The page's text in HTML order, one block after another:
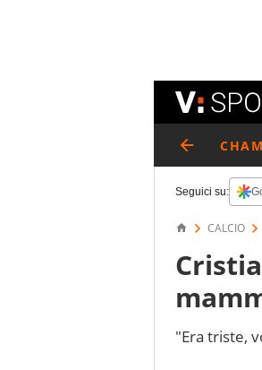
Seguici su:
CALCIO
"Era triste,